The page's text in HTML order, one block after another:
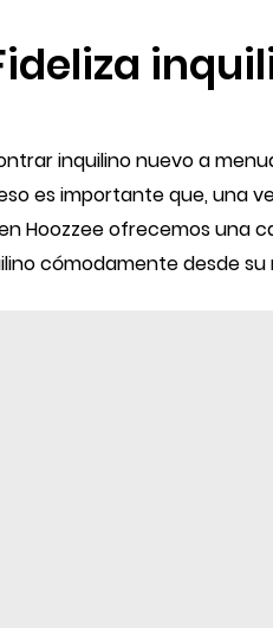
inquilino nuevo a
es importante que, una
Hoozzee ofrecemos una
cómodamente desde su